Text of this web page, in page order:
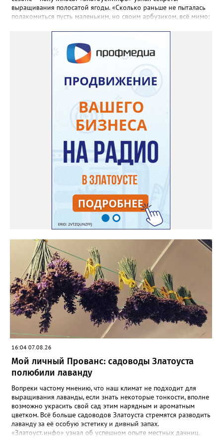
выращивания полосатой ягоды. «Сколько раньше не пыталась
полакомиться пусть маленьким, но своим арбузиком, всё мимо:
«Златоуст.инфо» садовод. – В этом году посадила сорт так
называемых северных арбузов – «Юлия», а также «Коккоро»
(он жёлтый и, говорят, очень сладкий). Вот уже первый на пару
кило вызрел. Чтобы не оборвал плеть, подвешиваю своих
полосатиков в сетках из-под овощей или авоськах,
подкармливаю. Не терпится попробовать!». Опытные
бахчеводы из южных регионов в соцсетях посоветовали нашей
землячке: арбуз будет созревшим не раньше, чем с его кожуры
пропадет матовость (станет глянцевым). По срокам опыления
норма зрелости для «Коккоро» - не менее 42 дней от завязи
размером с грецкий орех. Екатерина выяснила у знающих
людей и причину своих неудач – её сеянцы не опылялись, и это
нужно было делать самостоятельно. «Мужской» цветочек для
этого прикладывают к «женскому» - тычинку к пестику. Фото:
Екатерина Громова, специально для «Златоуст.инфо».
Обсуждение новости здесь
ВКОНТАКТЕ https://vk.com/newszlatoust74
16:04 07.08.26
Мой личный Прованс: садоводы Златоуста
полюбили лаванду
Вопреки частому мнению, что наш климат не подходит для
выращивания лаванды, если знать некоторые тонкости, вполне
возможно украсить свой сад этим нарядным и ароматным
цветком. Всё больше садоводов Златоуста стремятся разводить
лаванду за её особую эстетику и дивный запах.
«Златоуст.инфо» узнал об успешном опыте местных дачниц.